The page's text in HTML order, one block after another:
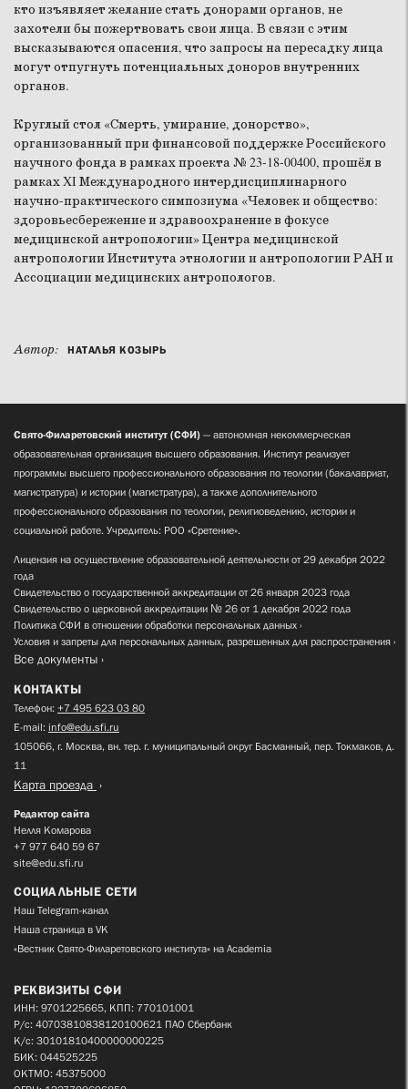
кто изъявляет желание стать донорами органов, не
захотели бы пожертвовать свои лица. В связи с этим
высказываются опасения, что запросы на пересадку лица
могут отпугнуть потенциальных доноров внутренних
органов.
Круглый стол «Смерть, умирание, донорство»,
организованный при финансовой поддержке Российского
научного фонда в рамках проекта № 23-18-00400, прошёл в
рамках XI Международного интердисциплинарного
научно-практического симпозиума «Человек и общество:
здоровьесбережение и здравоохранение в фокусе
медицинской антропологии» Центра медицинской
антропологии Института этнологии и антропологии РАН и
Ассоциации медицинских антропологов.
Автор: НАТАЛЬЯ КОЗЫРЬ
Свято-Филаретовский институт (СФИ) — автономная некоммерческая
образовательная организация высшего образования. Институт реализует
программы высшего профессионального образования по теологии (бакалавриат,
магистратура) и истории (магистратура), а также дополнительного
профессионального образования по теологии, религиоведению, истории и
социальной работе. Учредитель: РОО «Сретение».
Лицензия на осуществление образовательной деятельности от 29 декабря 2022
года
Свидетельство о государственной аккредитации от 26 января 2023 года
Свидетельство о церковной аккредитации № 26 от 1 декабря 2022 года
Политика СФИ в отношении обработки персональных данных
Условия и запреты для персональных данных, разрешенных для распространения
Все документы
КОНТАКТЫ
Телефон: +7 495 623 03 80
E-mail: info@edu.sfi.ru
105066, г. Москва, вн. тер. г. муниципальный округ Басманный, пер. Токмаков, д.
11
Карта проезда
Редактор сайта
Нелля Комарова
+7 977 640 59 67
site@edu.sfi.ru
СОЦИАЛЬНЫЕ СЕТИ
Наш Telegram-канал
Наша страница в VK
«Вестник Свято-Филаретовского института» на Academia
РЕКВИЗИТЫ СФИ
ИНН: 9701225665, КПП: 770101001
Р/с: 40703810838120100621 ПАО Сбербанк
К/с: 30101810400000000225
БИК: 044525225
ОКТМО: 45375000